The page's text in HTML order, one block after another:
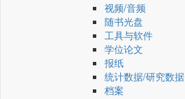
视频/音频
随书光盘
工具与软件
学位论文
报纸
统计数据/研究数据
档案